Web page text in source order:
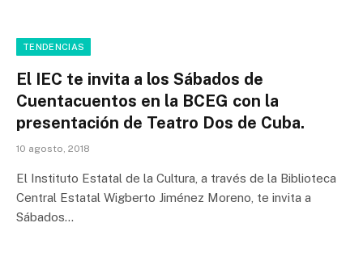
TENDENCIAS
El IEC te invita a los Sábados de
Cuentacuentos en la BCEG con la
presentación de Teatro Dos de Cuba.
10 agosto, 2018
El Instituto Estatal de la Cultura, a través de la Biblioteca
Central Estatal Wigberto Jiménez Moreno, te invita a
Sábados…